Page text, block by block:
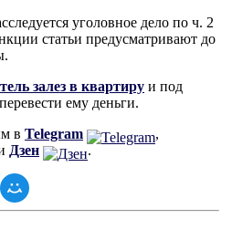
уголовное дело по ч. 2
статьи предусматривают до
залез в квартиру и под
ему деньги.
в Telegram
,
Дзен .